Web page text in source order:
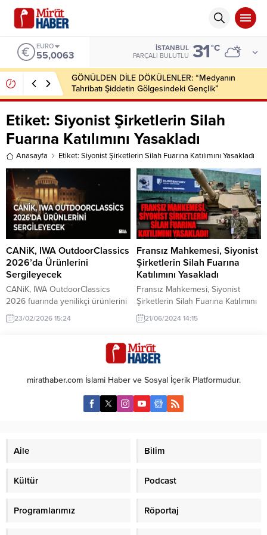
EURO
55,0063
İSTANBUL
PARÇALI BULUTLU 31°C
GÖNÜLDEN DİLE DÖKÜLENLER: “Medyanın
Tahribatı Şiddetin Gölgesindeki Gençlik”
Etiket: Siyonist Şirketlerin Silah
Fuarına Katılımını Yasakladı
Anasayfa Etiket: Siyonist Şirketlerin Silah Fuarına Katılımını Yasakladı
CANiK, IWA OutdoorClassics
2026’da Ürünlerini
Sergileyecek
CANiK, IWA OutdoorClassics
2026 fuarında yenilikçi ürünlerini
tanıtacak. Silah endüstrisinin
önemli oyuncularından biri olan
23/02/2026 15:24
Fransız Mahkemesi, Siyonist
Şirketlerin Silah Fuarına
Katılımını Yasakladı
Fransız Mahkemesi, Siyonist
Şirketlerin Silah Fuarına Katılımını
Yasakladı Paris, Fransa –
Bobigny’deki Fransız bölge
temsilcilerin Eurosatory 2024
silah fuarına katılımını yasakladı.
Bu karar, Eurosatory 2024
organizatörlerinin daha önce
hükümet yetkililerinin Mayıs
ayında aldığı Siyonist şirketleri
ardından geldi....
21/06/2024 14:15
mirathaber.com İslami Haber ve Sosyal İçerik Platformudur.
Aile Bilim
Kültür Podcast
Programlarımız Röportaj